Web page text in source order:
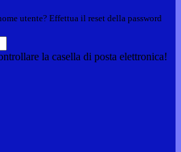
utente? Effettua il reset della password
la casella di posta elettronica!